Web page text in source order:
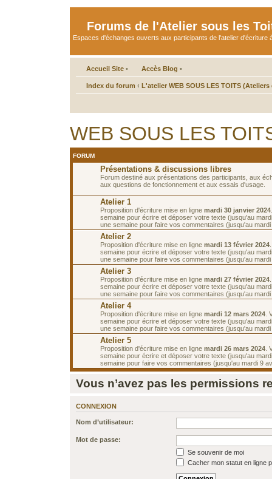
Forums de l'Atelier sous les
Espaces d'échanges ouverts aux participants de l'atelier d'écriture
Accueil Site • Accès Blog •
Index du forum ‹ L'atelier WEB SOUS LES TOITS
WEB SOUS LES
FORUM
Présentations & discussions libres
Forum destiné aux présentations des participants, aux
aux questions de fonctionnement et aux essais d'usage.
Atelier 1
Proposition d'écriture mise en ligne mardi 30 janvier 2024
semaine pour écrire et déposer votre texte (jusqu'au
une semaine pour faire vos commentaires (jusqu'au
Atelier 2
Proposition d'écriture mise en ligne mardi 13 février 2024
semaine pour écrire et déposer votre texte (jusqu'au
une semaine pour faire vos commentaires (jusqu'au
Atelier 3
Proposition d'écriture mise en ligne mardi 27 février 2024
semaine pour écrire et déposer votre texte (jusqu'au
une semaine pour faire vos commentaires (jusqu'au
Atelier 4
Proposition d'écriture mise en ligne mardi 12 mars 2024 .
semaine pour écrire et déposer votre texte (jusqu'au
une semaine pour faire vos commentaires (jusqu'au
Atelier 5
Proposition d'écriture mise en ligne mardi 26 mars 2024 .
semaine pour écrire et déposer votre texte (jusqu'au
semaine pour faire vos commentaires (jusqu'au mardi 9
Vous n’avez pas les permissions
CONNEXION
Nom d’utilisateur:
Mot de passe:
Se souvenir de moi
Cacher mon statut en ligne